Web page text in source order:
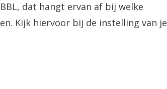
dat hangt ervan af bij welke
Kijk hiervoor bij de instelling van je